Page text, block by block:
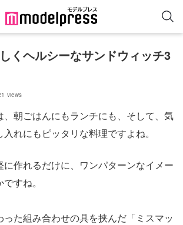
くヘルシーなサンドウィッチ3
views
、朝ごはんにもランチにも、そして、気
れにもピッタリな料理ですよね。
に作れるだけに、ワンパターンなイメー
すね。
った組み合わせの具を挟んだ「ミスマッ